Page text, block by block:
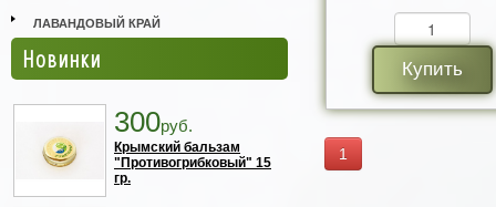
ЛАВАНДОВЫЙ КРАЙ
Новинки
300руб.
Крымский бальзам
"Противогрибковый" 15
гр.
Купить
1